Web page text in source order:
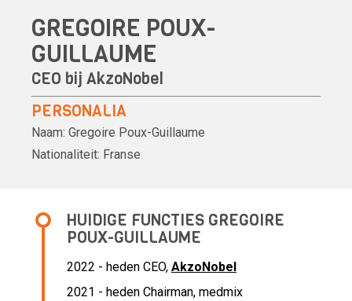
GREGOIRE POUX-
GUILLAUME
CEO bij AkzoNobel
PERSONALIA
Naam: Gregoire Poux-Guillaume
Nationaliteit: Franse
HUIDIGE FUNCTIES GREGOIRE
POUX-GUILLAUME
2022 - heden CEO, AkzoNobel
2021 - heden Chairman, medmix